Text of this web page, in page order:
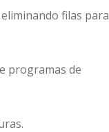
filas para
programas de